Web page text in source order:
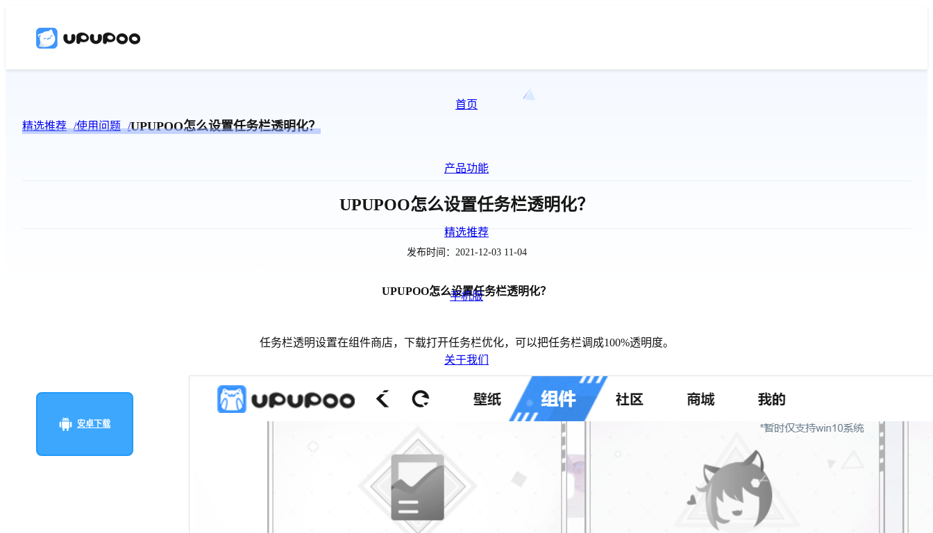
首页
产品功能
精选推荐
手机版
关于我们
安卓下载
精选推荐 使用问题 UPUPOO怎么设置任务栏透明化？
UPUPOO怎么设置任务栏透明化？
发布时间：2021-12-03 11-04
UPUPOO怎么设置任务栏透明化？
任务栏透明设置在组件商店，下载打开任务栏优化，可以把任务栏调成100%透明度。